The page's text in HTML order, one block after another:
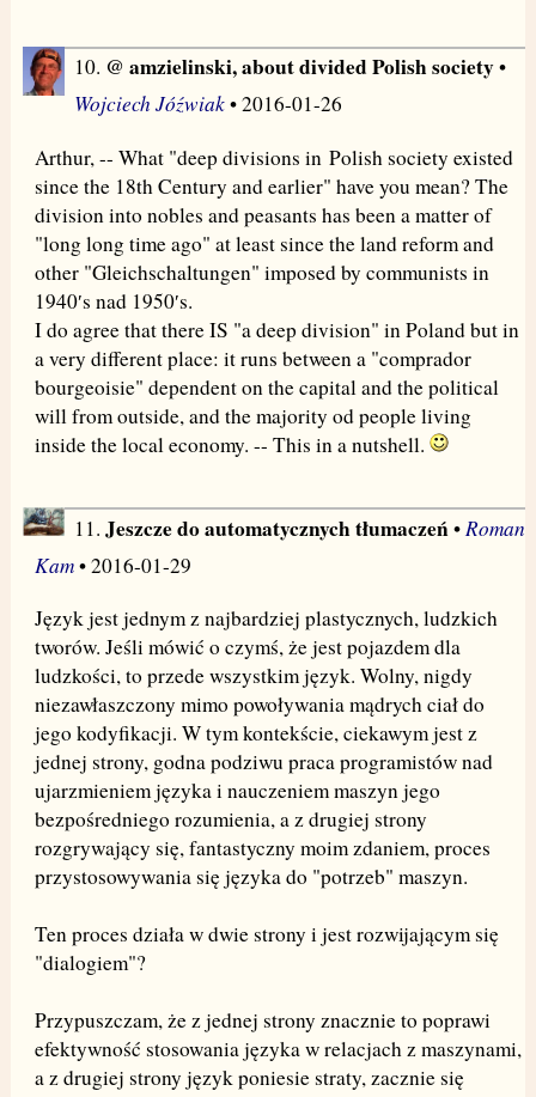
10. @ amzielinski, about divided Polish society•
Wojciech Jóźwiak• 2016-01-26
Arthur, -- What "deep divisions in Polish society existed
since the 18th Century and earlier" have you mean? The
division into nobles and peasants has been a matter of
"long long time ago" at least since the land reform and
other "Gleichschaltungen" imposed by communists in
1940′s nad 1950′s.
I do agree that there IS "a deep division" in Poland but in
a very different place: it runs between a "comprador
bourgeoisie" dependent on the capital and the political
will from outside, and the majority od people living
inside the local economy. -- This in a nutshell.
11. Jeszcze do automatycznych tłumaczeń• Roman
Kam• 2016-01-29
Język jest jednym z najbardziej plastycznych, ludzkich
tworów. Jeśli mówić o czymś, że jest pojazdem dla
ludzkości, to przede wszystkim język. Wolny, nigdy
niezawłaszczony mimo powoływania mądrych ciał do
jego kodyfikacji. W tym kontekście, ciekawym jest z
jednej strony, godna podziwu praca programistów nad
ujarzmieniem języka i nauczeniem maszyn jego
bezpośredniego rozumienia, a z drugiej strony
rozgrywający się, fantastyczny moim zdaniem, proces
przystosowywania się języka do "potrzeb" maszyn.
Ten proces działa w dwie strony i jest rozwijającym się
"dialogiem"?
Przypuszczam, że z jednej strony znacznie to poprawi
efektywność stosowania języka w relacjach z maszynami,
a z drugiej strony język poniesie straty, zacznie się